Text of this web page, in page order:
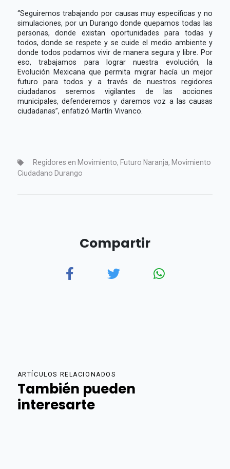
“Seguiremos trabajando por causas muy específicas y no
simulaciones, por un Durango donde quepamos todas las
personas, donde existan oportunidades para todas y
todos, donde se respete y se cuide el medio ambiente y
donde todos podamos vivir de manera segura y libre. Por
eso, trabajamos para lograr nuestra evolución, la
Evolución Mexicana que permita migrar hacía un mejor
futuro para todos y a través de nuestros regidores
ciudadanos seremos vigilantes de las acciones
municipales, defenderemos y daremos voz a las causas
ciudadanas”, enfatizó Martín Vivanco.
Regidores en Movimiento, Futuro Naranja, Movimiento
Ciudadano Durango
Compartir
ARTÍCULOS RELACIONADOS
También pueden
interesarte